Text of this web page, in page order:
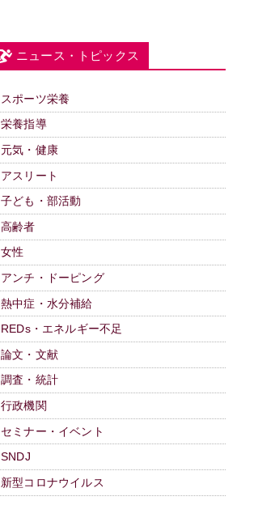
ニュース・トピックス
スポーツ栄養
栄養指導
元気・健康
アスリート
子ども・部活動
高齢者
女性
アンチ・ドーピング
熱中症・水分補給
REDs・エネルギー不足
論文・文献
調査・統計
行政機関
セミナー・イベント
SNDJ
新型コロナウイルス